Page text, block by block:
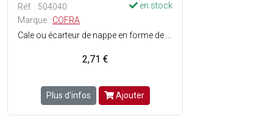
Réf. : 504040
en stock
Marque : COFRA
2,71 €
Plus d'infos Ajouter